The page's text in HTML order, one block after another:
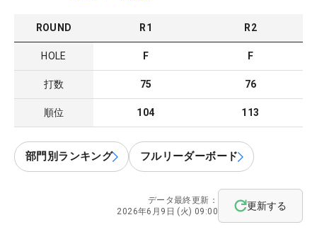
ROUND R1 R2
HOLE F F
打数 75 76
順位 104 113
部門別ランキング フルリーダーボード
データ最終更新：
2026年6月9日 (火) 09:00
更新する